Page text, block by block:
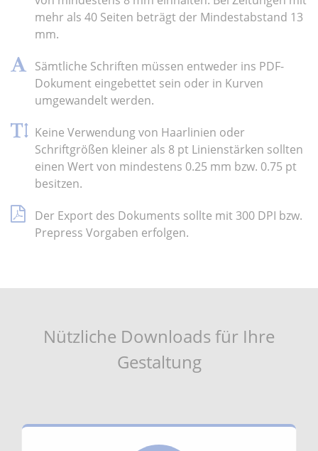
mehr als 40 Seiten beträgt der Mindestabstand 13
mm.
Sämtliche Schriften müssen entweder ins PDF-
Dokument eingebettet sein oder in Kurven
umgewandelt werden.
Keine Verwendung von Haarlinien oder
Schriftgrößen kleiner als 8 pt Linienstärken sollten
einen Wert von mindestens 0.25 mm bzw. 0.75 pt
besitzen.
Der Export des Dokuments sollte mit 300 DPI bzw.
Prepress Vorgaben erfolgen.
Nützliche Downloads für Ihre
Gestaltung